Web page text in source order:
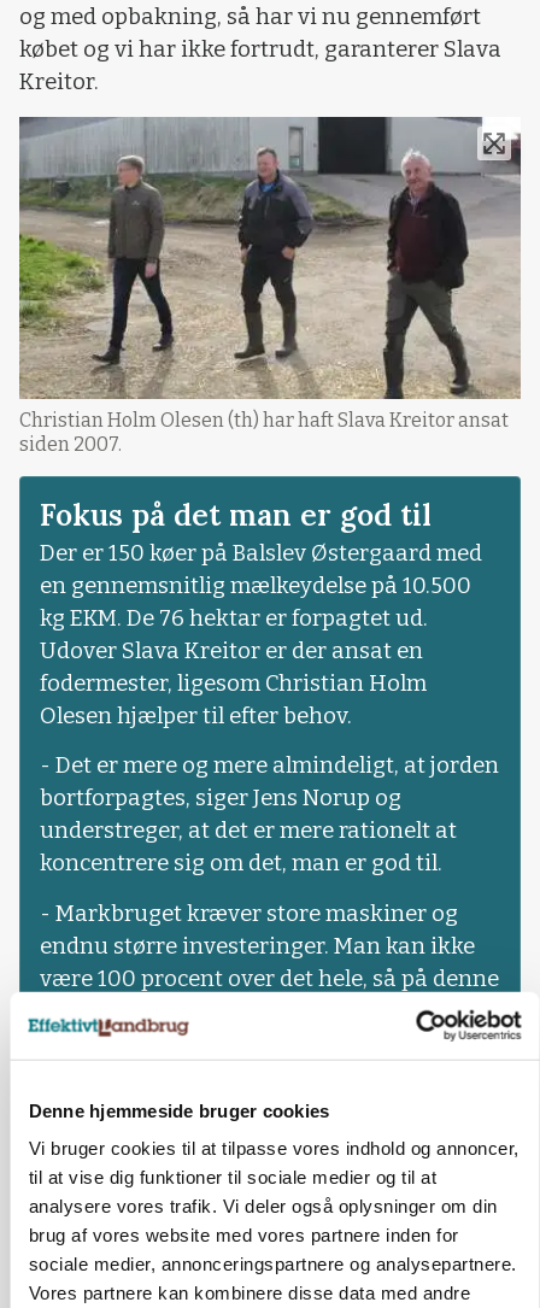
Denne hjemmeside bruger cookies
Vi bruger cookies til at tilpasse vores indhold og annoncer,
til at vise dig funktioner til sociale medier og til at
analysere vores trafik. Vi deler også oplysninger om din
brug af vores website med vores partnere inden for
sociale medier, annonceringspartnere og analysepartnere.
Vores partnere kan kombinere disse data med andre
og med opbakning, så har vi nu gennemført
købet og vi har ikke fortrudt, garanterer Slava
Kreitor.
Christian Holm Olesen (th) har haft Slava Kreitor ansat
siden 2007.
Fokus på det man er god til
Der er 150 køer på Balslev Østergaard med
en gennemsnitlig mælkeydelse på 10.500
kg EKM. De 76 hektar er forpagtet ud.
Udover Slava Kreitor er der ansat en
fodermester, ligesom Christian Holm
Olesen hjælper til efter behov.
- Det er mere og mere almindeligt, at jorden
bortforpagtes, siger Jens Norup og
understreger, at det er mere rationelt at
koncentrere sig om det, man er god til.
- Markbruget kræver store maskiner og
endnu større investeringer. Man kan ikke
være 100 procent over det hele, så på denne
bedrift er det en klog beslutning, lyder det
fra økonomen.